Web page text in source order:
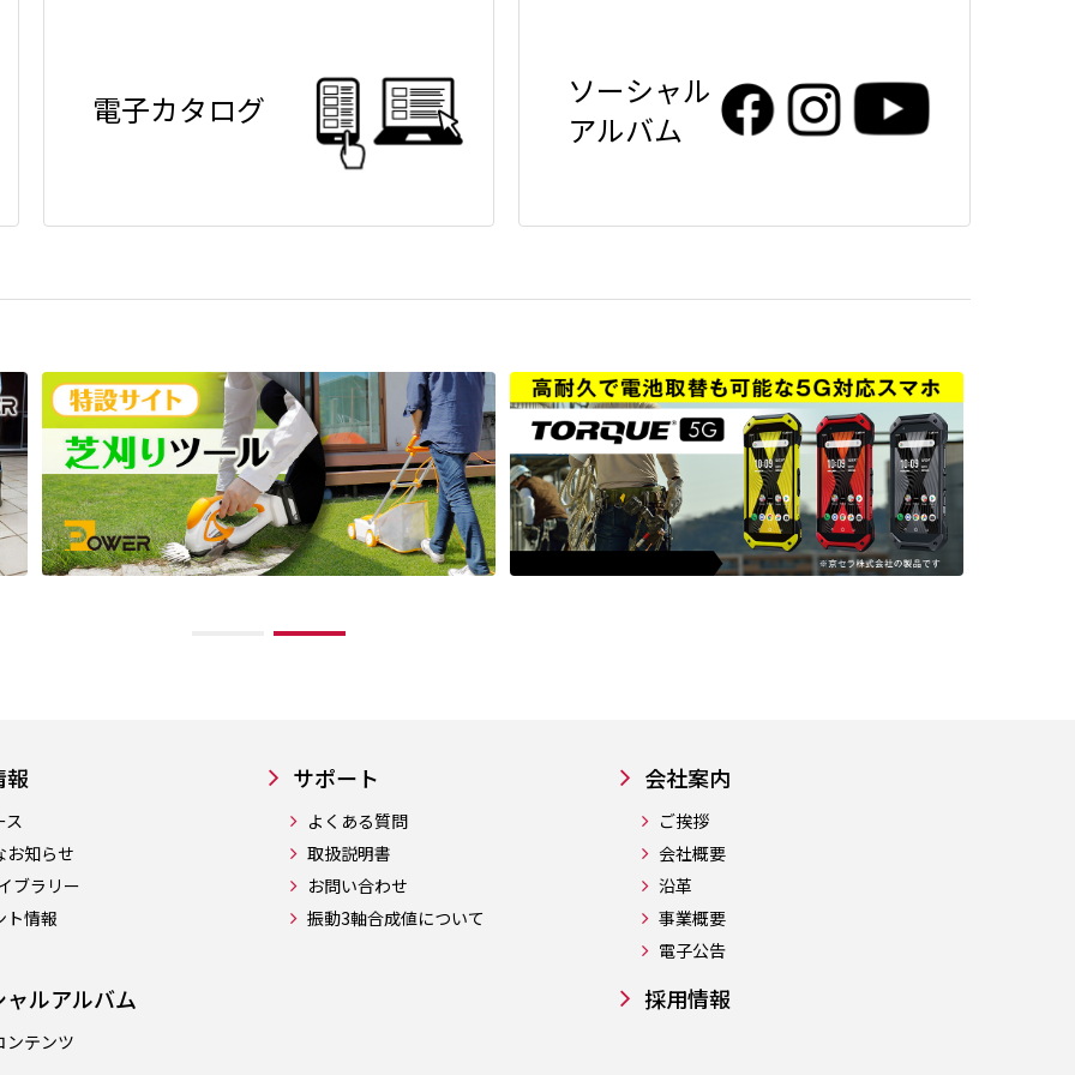
電子カタログ
ソーシャル
アルバム
報
ス
お知らせ
ブラリー
ト情報
ルアルバム
ンテンツ
サポート
よくある質問
取扱説明書
お問い合わせ
振動3軸合成値について
会社案内
ご挨拶
会社概要
沿革
事業概要
電子公告
採用情報